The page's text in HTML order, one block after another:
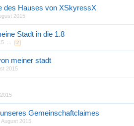
des Hauses von XSkyressX
2015
Stadt in die 1.8
... 2
meiner stadt
2015
Gemeinschaftclaimes
August 2015